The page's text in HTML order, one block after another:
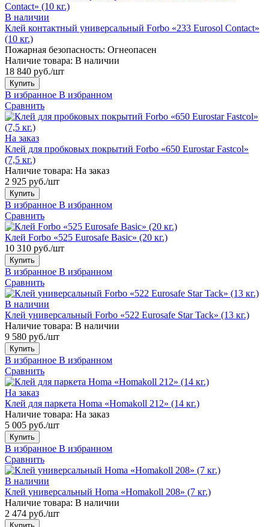
В наличии
Клей контактный универсальный Forbo «233 Eurosol Contact»
(10 кг.)
Пожарная безопасность: Огнеопасен
Наличие товара: В наличии
18 840 руб./шт
Купить
В избранное В избранном
Сравнить
На заказ
Клей для пробковых покрытий Forbo «650 Eurostar Fastcol»
(7,5 кг.)
Наличие товара: На заказ
2 925 руб./шт
Купить
В избранное В избранном
Сравнить
Клей Forbo «525 Eurosafe Basic» (20 кг.)
10 310 руб./шт
Купить
В избранное В избранном
Сравнить
В наличии
Клей универсальный Forbo «522 Eurosafe Star Tack» (13 кг.)
Наличие товара: В наличии
9 580 руб./шт
Купить
В избранное В избранном
Сравнить
На заказ
Клей для паркета Homa «Homakoll 212» (14 кг.)
Наличие товара: На заказ
5 005 руб./шт
Купить
В избранное В избранном
Сравнить
В наличии
Клей универсальный Homa «Homakoll 208» (7 кг.)
Наличие товара: В наличии
2 474 руб./шт